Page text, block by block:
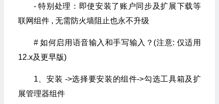
- 特别处理：即使安装了账户同步及扩展下载等
联网组件 , 无需防火墙阻止也永不升级
# 如何启用语音输入和手写输入？(注意: 仅适用
12.x及更早版)
1、安装 ->选择要安装的组件->勾选工具箱及扩
展管理器组件